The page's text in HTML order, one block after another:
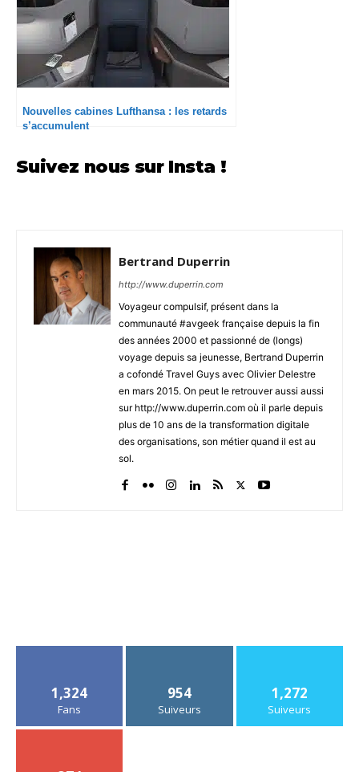
Nouvelles cabines Lufthansa : les retards
s’accumulent
Suivez nous sur Insta !
Bertrand Duperrin
http://www.duperrin.com
Voyageur compulsif, présent dans la
communauté #avgeek française depuis la fin
des années 2000 et passionné de (longs)
voyage depuis sa jeunesse, Bertrand Duperrin
a cofondé Travel Guys avec Olivier Delestre
en mars 2015. On peut le retrouver aussi aussi
sur http://www.duperrin.com où il parle depuis
plus de 10 ans de la transformation digitale
des organisations, son métier quand il est au
sol.
1,324
Fans
954
Suiveurs
1,272
Suiveurs